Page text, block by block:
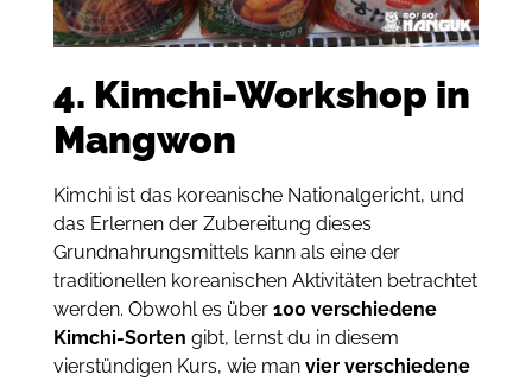
4. Kimchi-Workshop in
Mangwon
Kimchi ist das koreanische Nationalgericht, und
das Erlernen der Zubereitung dieses
Grundnahrungsmittels kann als eine der
traditionellen koreanischen Aktivitäten betrachtet
werden. Obwohl es über 100 verschiedene
Kimchi-Sorten gibt, lernst du in diesem
vierstündigen Kurs, wie man vier verschiedene